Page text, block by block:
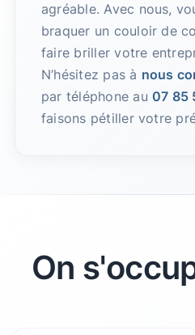
agréable. Avec nous,
braquer un couloir de
faire briller votre
N’hésitez pas à nous
par téléphone au 07 85
faisons pétiller votre
On